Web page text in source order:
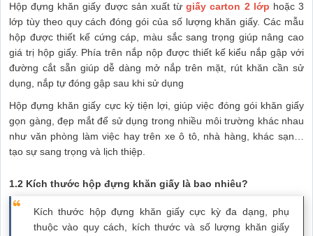
Hộp đựng khăn giấy được sản xuất từ giấy carton 2 lớp hoặc 3
lớp tùy theo quy cách đóng gói của số lượng khăn giấy. Các mẫu
hộp được thiết kế cứng cáp, màu sắc sang trọng giúp nâng cao
giá trị hộp giấy. Phía trên nắp nộp được thiết kế kiểu nắp gập với
đường cắt sẵn giúp dễ dàng mở nắp trên mặt, rút khăn cần sử
dụng, nắp tự đóng gập sau khi sử dụng
Hộp đựng khăn giấy cực kỳ tiện lợi, giúp việc đóng gói khăn giấy
gọn gàng, đẹp mắt để sử dụng trong nhiều môi trường khác nhau
như văn phòng làm việc hay trên xe ô tô, nhà hàng, khác sạn…
tạo sự sang trọng và lịch thiệp.
1.2 Kích thước hộp đựng khăn giấy là bao nhiêu?
Kích thước hộp đựng khăn giấy cực kỳ đa dạng, phụ
thuộc vào quy cách, kích thước và số lượng khăn giấy